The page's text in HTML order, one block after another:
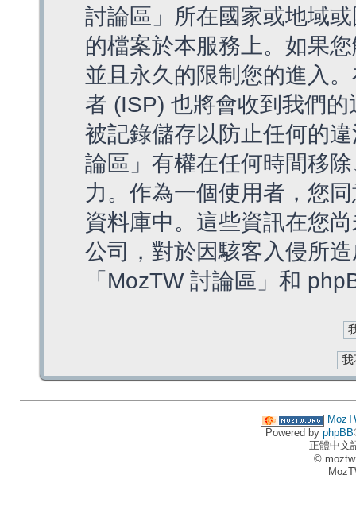
討論區」所在國家或地域
的檔案於本服務上。如果
並且永久的限制您的進入
者 (ISP) 也將會收到我們
被記錄儲存以防止任何的
論區」有權在任何時間移
力。作為一個使用者，您
資料庫中。這些資訊在您
公司，對於因駭客入侵所
「MozTW 討論區」和
Powered by phpBB
正體中文
©